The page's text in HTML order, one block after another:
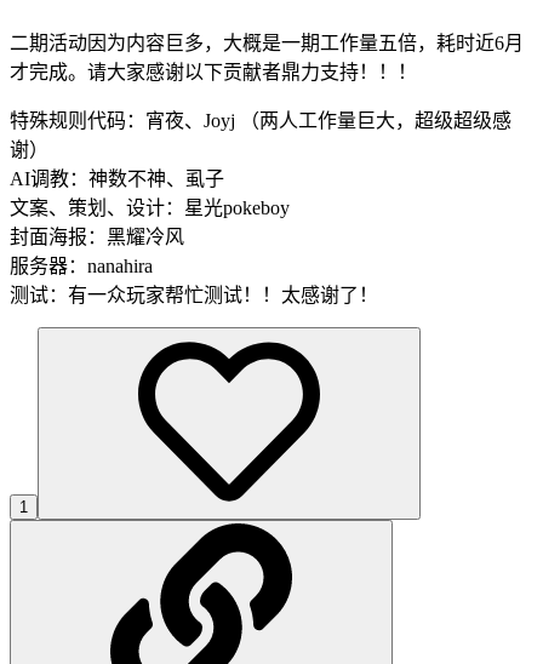
二期活动因为内容巨多，大概是一期工作量五倍，耗时近6月
才完成。请大家感谢以下贡献者鼎力支持！！！
特殊规则代码：宵夜、Joyj （两人工作量巨大，超级超级感
谢）
AI调教：神数不神、虱子
文案、策划、设计：星光pokeboy
封面海报：黑耀冷风
服务器：nanahira
测试：有一众玩家帮忙测试！！太感谢了！
1